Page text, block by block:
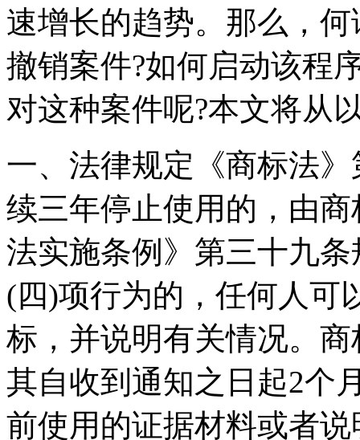
速增长的趋势。那么，
撤销案件?如何启动该程
对这种案件呢?本文将从
一、法律规定《商标法
续三年停止使用的，由
法实施条例》第三十九
(四)项行为的，任何人可
标，并说明有关情况。
其自收到通知之日起2个
前使用的证据材料或者